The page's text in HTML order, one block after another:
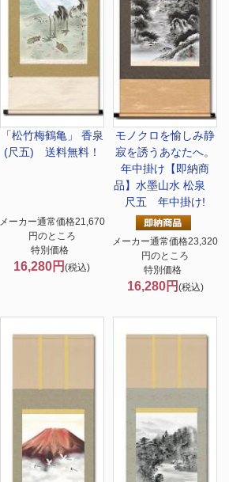
「松竹梅鶴亀」 香泉
(尺五) 送料無料！
メーカー通常価格21,670
円のところ
特別価格
16,280円(税込)
モノクロを愉しみ静
寂を誘うあなたへ。
年中掛け 【即納商
品】水墨山水 松泉
尺五 年中掛け!
メーカー通常価格23,320
円のところ
特別価格
16,280円 (税込)